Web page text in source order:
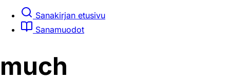
Sanakirjan etusivu
Sanamuodot
much